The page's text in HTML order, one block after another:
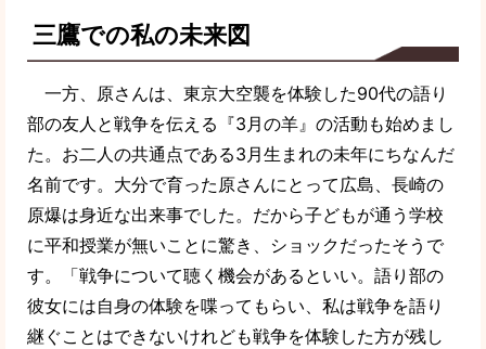
三鷹での私の未来図
一方、原さんは、東京大空襲を体験した90代の語り
部の友人と戦争を伝える『3月の羊』の活動も始めまし
た。お二人の共通点である3月生まれの未年にちなんだ
名前です。大分で育った原さんにとって広島、長崎の
原爆は身近な出来事でした。だから子どもが通う学校
に平和授業が無いことに驚き、ショックだったそうで
す。「戦争について聴く機会があるといい。語り部の
彼女には自身の体験を喋ってもらい、私は戦争を語り
継ぐことはできないけれども戦争を体験した方が残し